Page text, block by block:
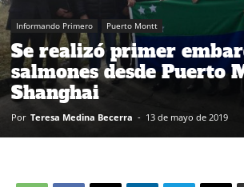
Informando Primero Puerto Montt
Se realizó primer
salmones desde Puerto
Shanghai
Por Teresa Medina Becerra - 13 de mayo de 2019